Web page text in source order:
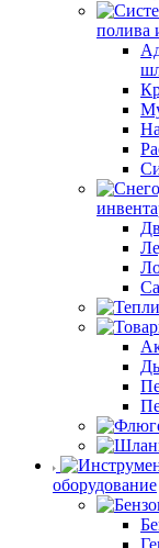
полива
оборудование